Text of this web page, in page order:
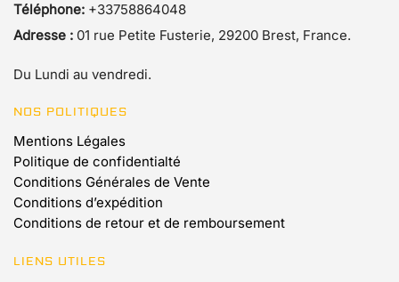
Téléphone: +33758864048
Adresse : 01 rue Petite Fusterie, 29200 Brest, France.
Du Lundi au vendredi.
NOS POLITIQUES
Mentions Légales
Politique de confidentialté
Conditions Générales de Vente
Conditions d’expédition
Conditions de retour et de remboursement
LIENS UTILES